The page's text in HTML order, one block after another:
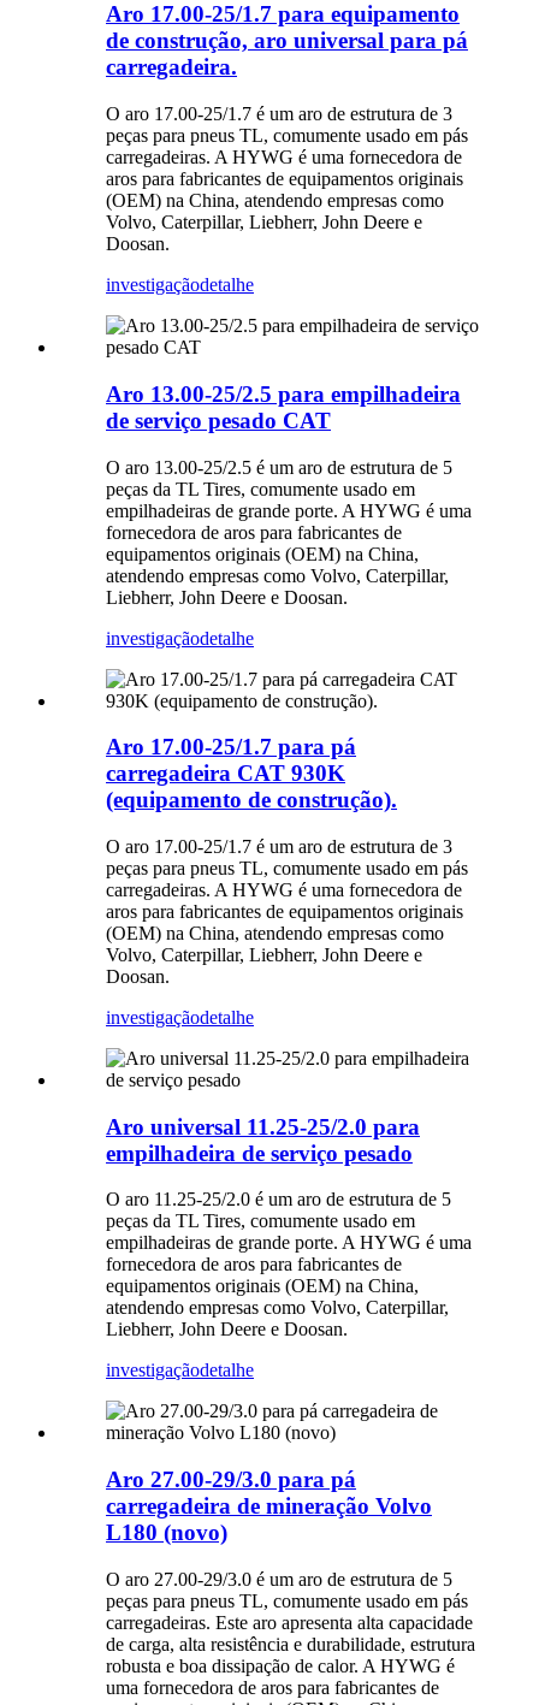
Aro 17.00-25/1.7 para equipamento
de construção, aro universal para pá
carregadeira.
O aro 17.00-25/1.7 é um aro de estrutura de 3
peças para pneus TL, comumente usado em pás
carregadeiras. A HYWG é uma fornecedora de
aros para fabricantes de equipamentos originais
(OEM) na China, atendendo empresas como
Volvo, Caterpillar, Liebherr, John Deere e
Doosan.
investigaçãodetalhe
Aro 13.00-25/2.5 para empilhadeira
de serviço pesado CAT
O aro 13.00-25/2.5 é um aro de estrutura de 5
peças da TL Tires, comumente usado em
empilhadeiras de grande porte. A HYWG é uma
fornecedora de aros para fabricantes de
equipamentos originais (OEM) na China,
atendendo empresas como Volvo, Caterpillar,
Liebherr, John Deere e Doosan.
investigaçãodetalhe
Aro 17.00-25/1.7 para pá
carregadeira CAT 930K
(equipamento de construção).
O aro 17.00-25/1.7 é um aro de estrutura de 3
peças para pneus TL, comumente usado em pás
carregadeiras. A HYWG é uma fornecedora de
aros para fabricantes de equipamentos originais
(OEM) na China, atendendo empresas como
Volvo, Caterpillar, Liebherr, John Deere e
Doosan.
investigaçãodetalhe
Aro universal 11.25-25/2.0 para
empilhadeira de serviço pesado
O aro 11.25-25/2.0 é um aro de estrutura de 5
peças da TL Tires, comumente usado em
empilhadeiras de grande porte. A HYWG é uma
fornecedora de aros para fabricantes de
equipamentos originais (OEM) na China,
atendendo empresas como Volvo, Caterpillar,
Liebherr, John Deere e Doosan.
investigaçãodetalhe
Aro 27.00-29/3.0 para pá
carregadeira de mineração Volvo
L180 (novo)
O aro 27.00-29/3.0 é um aro de estrutura de 5
peças para pneus TL, comumente usado em pás
carregadeiras. Este aro apresenta alta capacidade
de carga, alta resistência e durabilidade, estrutura
robusta e boa dissipação de calor. A HYWG é
uma fornecedora de aros para fabricantes de